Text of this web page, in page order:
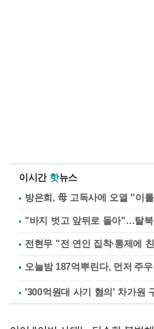
이시간 핫뉴스
방은희, 母 고독사에 오열 "이
"바지 벗고 앞뒤로 돌아"…탈
전현무 "전 연인 집착·통제에
'300억원대 사기 혐의' 차가원